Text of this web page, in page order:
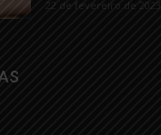
22 de fevereiro de 2023